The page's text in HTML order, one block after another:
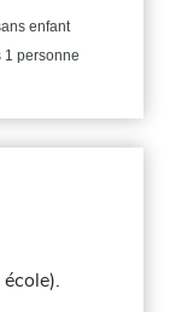
enfant
1 personne